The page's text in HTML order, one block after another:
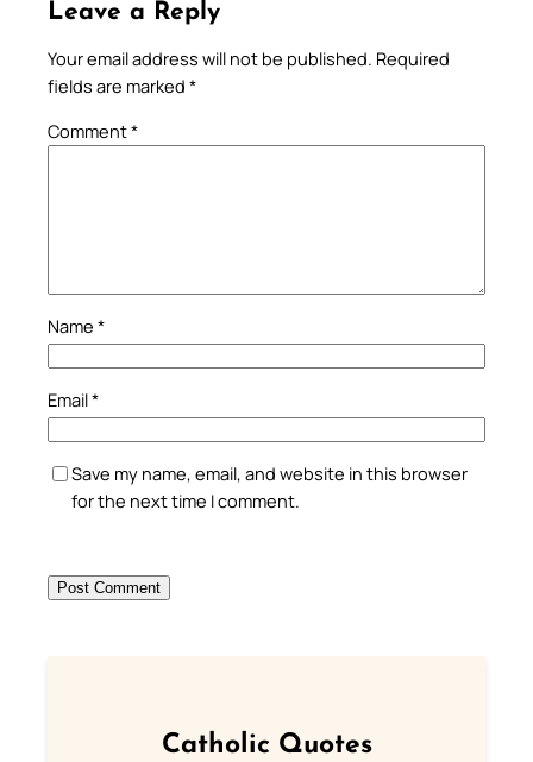
Leave a Reply
Your email address will not be published. Required
fields are marked *
Comment*
Name *
Email*
Save my name, email, and website in this browser
for the next time I comment.
Catholic Quotes